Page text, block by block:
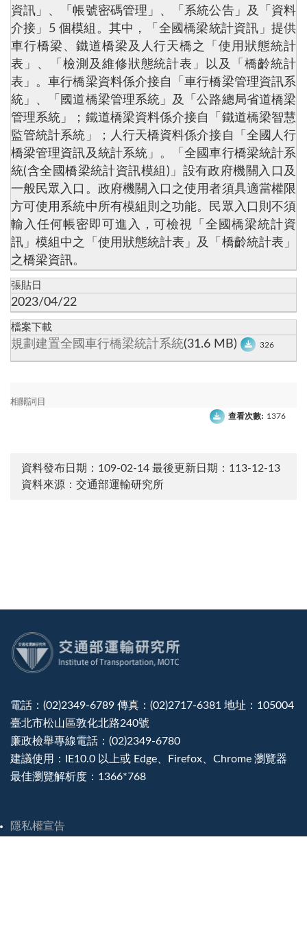
資訊」、「帳號密碼管理」、「系統公告」及「資料
介接」5 個模組。其中，「全國橋梁統計資訊」提供
車行橋梁、鐵道橋梁及人行天橋之「使用狀態統計
表」、「檢測及維修狀態統計表」以及「橋齡統計
表」。車行橋梁資料係介接自「車行橋梁管理資訊系
統」、「國道橋梁管理系統」及「公路總局省道橋梁
管理系統」；鐵道橋梁資料係介接自「鐵道橋梁智慧
監管統計系統」；人行天橋資料係介接自「全國人行
橋梁管理資訊及統計系統」。「全國車行橋梁統計系
統(含全國橋梁統計資訊模組)」設有政府機關入口及
一般民眾入口。政府機關入口之使用者須具適當權限
方可使用系統中所有模組則之功能。民眾入口則不須
輸入任何帳密即可進入，可檢視「全國橋梁統計資
訊」模組中之「使用狀態統計表」及「橋齡統計表」
之橋梁資訊。
張貼日
2023/04/22
檔案下載
規劃建置全國車行橋梁統計系統(31.6 MB) 326
相關詞目
查看次數: 1376
資料發布日期：109-02-14 最後更新日期：113-12-13
資料來源：交通部運輸研究所
電話：(02)2349-6789 傳真：(02)2717-6381 地址：105004
臺北市松山區敦化北路240號
廉政檢舉專線電話：(02)2349-6780
建議使用：IE10.0 以上或 Edge、Firefox、Chrome 瀏覽器
最佳瀏覽解析度：1366*768
隱私權宣告